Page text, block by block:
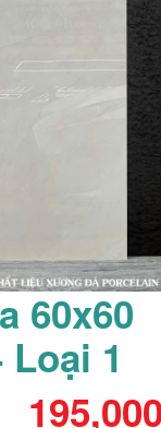
60x60
Loại 1